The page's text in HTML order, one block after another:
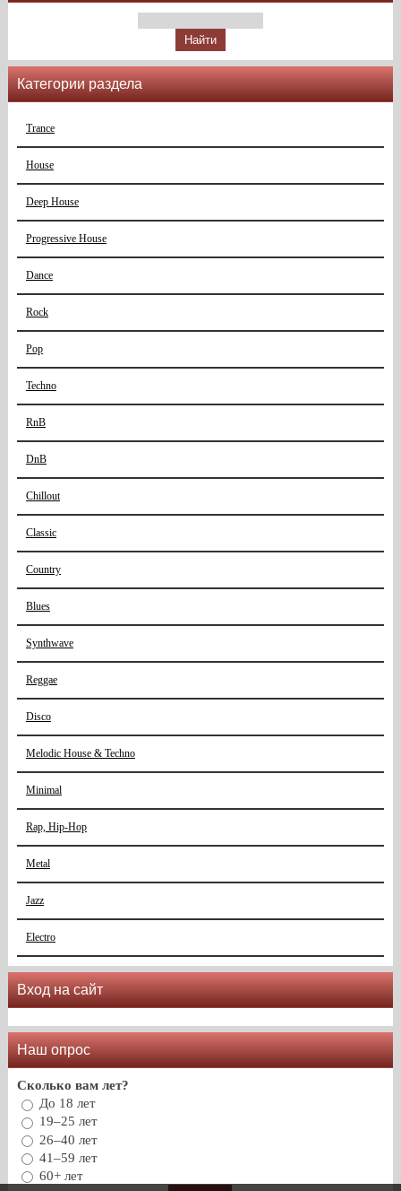
Категории раздела
Trance
House
Deep House
Progressive House
Dance
Rock
Pop
Techno
RnB
DnB
Chillout
Classic
Country
Blues
Synthwave
Reggae
Disco
Melodic House & Techno
Minimal
Rap, Hip-Hop
Metal
Jazz
Electro
Вход на сайт
Наш опрос
Сколько вам лет?
До 18 лет
19–25 лет
26–40 лет
41–59 лет
60+ лет